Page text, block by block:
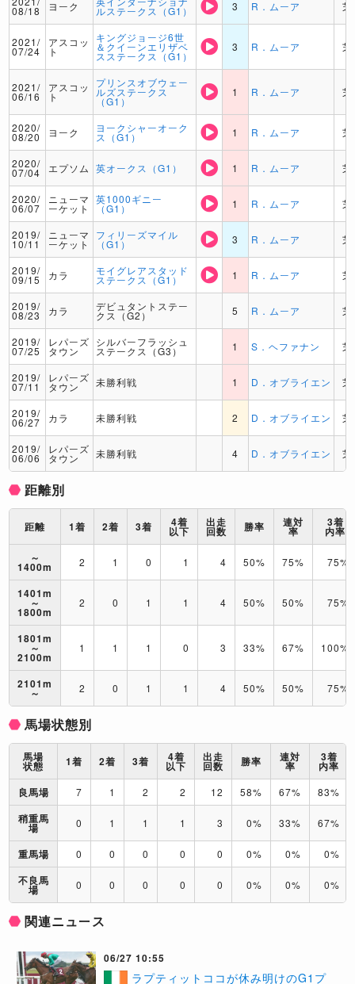
08/18 ヨーク ルステークス（G1） 3 R．ムーア 芝
2021/
07/24
アスコッ
ト
キングジョージ6世
＆クイーンエリザベ
スステークス（G1）
3 R．ムーア 芝
2021/
06/16
アスコッ
ト
プリンスオブウェー
ルズステークス
（G1）
1 R．ムーア 芝
2020/
08/20 ヨーク ヨークシャーオーク
ス（G1） 1 R．ムーア 芝
2020/
07/04 エプソム 英オークス（G1） 1 R．ムーア 芝
2020/
06/07
ニューマ
ーケット
英1000ギニー
（G1） 1 R．ムーア 芝
2019/
10/11
ニューマ
ーケット
フィリーズマイル
（G1） 3 R．ムーア 芝
2019/
09/15 カラ モイグレアスタッド
ステークス（G1） 1 R．ムーア 芝
2019/
08/23 カラ デビュタントステー
クス（G2） 5 R．ムーア 芝
2019/
07/25
レパーズ
タウン
シルバーフラッシュ
ステークス（G3） 1 S．ヘファナン 芝
2019/
07/11
レパーズ
タウン 未勝利戦 1 D．オブライエン 芝
2019/
06/27 カラ 未勝利戦 2 D．オブライエン 芝
2019/
06/06
レパーズ
タウン 未勝利戦 4 D．オブライエン 芝
距離別
距離 1着 2着 3着 4着
以下
出走
回数 勝率 連対
率
3着
内率
～
1400m 2 1 0 1 4 50% 75% 75%
1401m
～
1800m
2 0 1 1 4 50% 50% 75%
1801m
～
2100m
1 1 1 0 3 33% 67% 100%
2101m
～ 2 0 1 1 4 50% 50% 75%
馬場状態別
馬場
状態 1着 2着 3着 4着
以下
出走
回数 勝率 連対
率
3着
内率
良馬場
7 1 2 2 12 58% 67% 83%
稍重馬
場 0 1 1 1 3 0% 33% 67%
重馬場 0 0 0 0 0 0% 0% 0%
不良馬
場 0 0 0 0 0 0% 0% 0%
関連ニュース
06/27 10:55
​ラプティットココが休み明けのG1プ